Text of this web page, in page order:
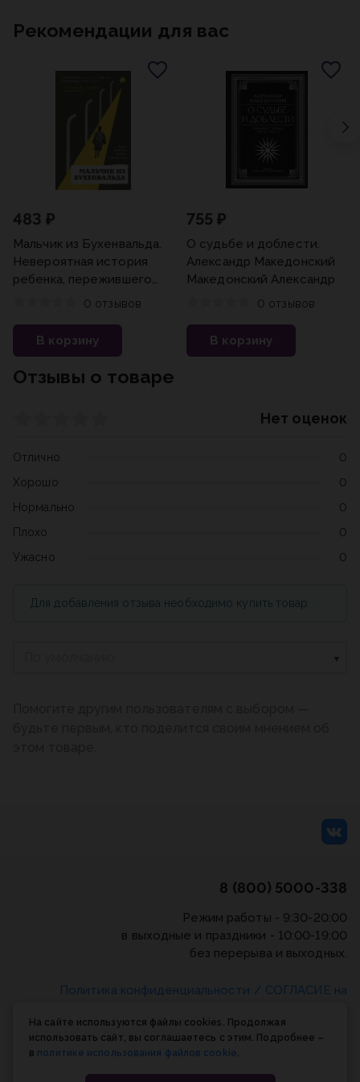
Рекомендации для вас
483 ₽
Мальчик из Бухенвальда.
Невероятная история
ребенка, пережившего
Холокост Вайсман Р.,
0 отзывов
В корзину
755 ₽
О судьбе и доблести.
Александр Македонский
Македонский Александр
0 отзывов
В корзину
Отзывы о товаре
Нет оценок
Отлично
0
Хорошо
0
Нормально
0
Плохо
0
Ужасно
0
Для добавления отзыва необходимо купить товар
8 (800) 5000-338
Режим работы - 9:30-20:00
в выходные и праздники - 10:00-19:00
без перерыва и выходных.
Политика конфиденциальности / СОГЛАСИЕ на
использовании cookie-файлов
На сайте используются файлы cookies. Продолжая
использовать сайт, вы соглашаетесь с этим. Подробнее –
в политике использования файлов cookie.